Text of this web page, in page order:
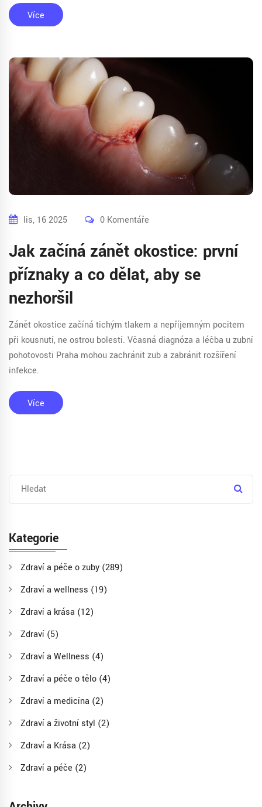
Více
lis, 16 2025 0 Komentáře
Jak začíná zánět okostice: první
příznaky a co dělat, aby se
nezhoršil
Zánět okostice začíná tichým tlakem a nepříjemným pocitem
při kousnutí, ne ostrou bolestí. Včasná diagnóza a léčba u zubní
pohotovosti Praha mohou zachránit zub a zabránit rozšíření
infekce.
Více
Kategorie
Zdraví a péče o zuby (289)
Zdraví a wellness (19)
Zdraví a krása (12)
Zdraví (5)
Zdraví a Wellness (4)
Zdraví a péče o tělo (4)
Zdraví a medicína (2)
Zdraví a životní styl (2)
Zdraví a Krása (2)
Zdraví a péče (2)